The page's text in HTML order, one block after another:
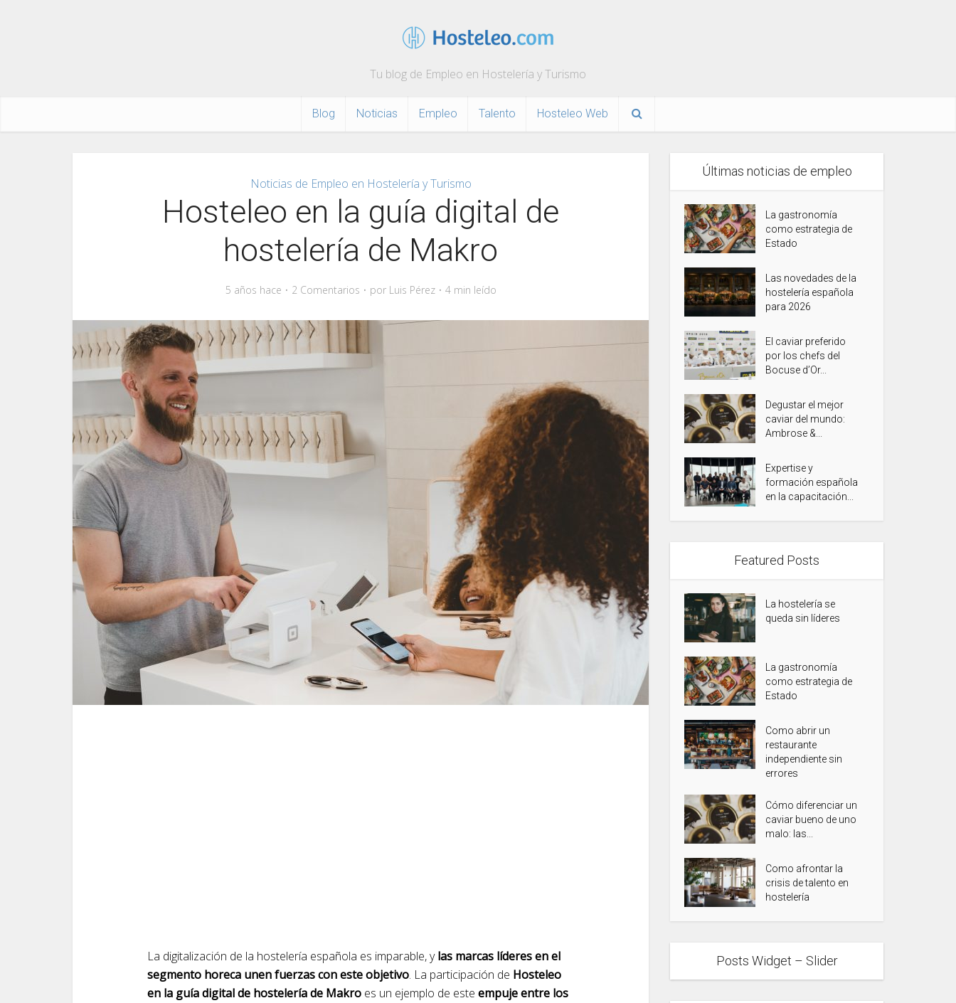
Tu blog de Empleo en Hostelería y Turismo
Blog Noticias Empleo Talento Hosteleo Web
Noticias de Empleo en Hostelería y Turismo
Hosteleo en la guía digital de
hostelería de Makro
5 años hace 2 Comentarios por Luis Pérez 4 min leído
La digitalización de la hostelería española es imparable, ylas marcas líderes en el
segmento horeca unen fuerzas con este objetivo. La participación de Hosteleo
en la guía digital de hostelería de Makro es un ejemplo de este empuje entre los
Últimas noticias de empleo
La gastronomía
como estrategia de
Estado
Las novedades de la
hostelería española
para 2026
El caviar preferido
por los chefs del
Bocuse d’Or...
Degustar el mejor
caviar del mundo:
Ambrose &...
Expertise y
formación española
en la capacitación...
Featured Posts
La hostelería se
queda sin líderes
La gastronomía
como estrategia de
Estado
Como abrir un
restaurante
independiente sin
errores
Cómo diferenciar un
caviar bueno de uno
malo: las...
Como afrontar la
crisis de talento en
hostelería
Posts Widget – Slider